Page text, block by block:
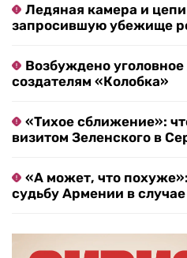
Ледяная камера и
запросившую убежище
Возбуждено уголовное
создателям «Колобка»
«Тихое сближение»:
визитом Зеленского в
«А может, что
судьбу Армении в